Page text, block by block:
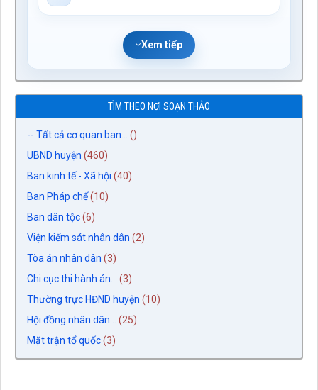
Xem tiếp
TÌM THEO NƠI SOẠN THẢO
-- Tất cả cơ quan ban...
()
UBND huyện (460)
Ban kinh tế - Xã hội (40)
Ban Pháp chế(10)
Ban dân tộc(6)
Viện kiểm sát nhân dân (2)
Tòa án nhân dân (3)
Chi cục thi hành án...
(3)
Thường trực HĐND huyện (10)
Hội đồng nhân dân...
(25)
Mặt trận tổ quốc(3)